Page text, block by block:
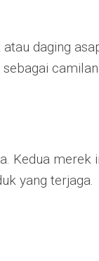
daging
Kedua merek
yang terjaga.